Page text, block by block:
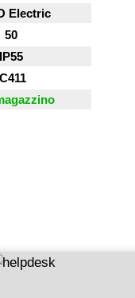
Electric
50
IP55
IC411